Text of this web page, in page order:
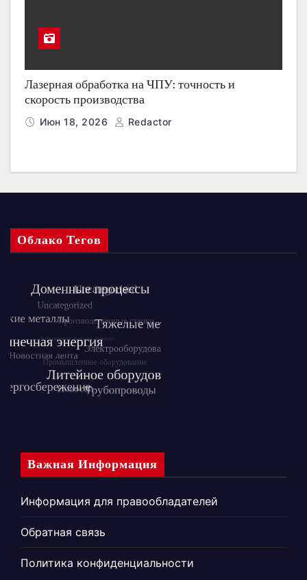
Лазерная обработка на ЧПУ: точность и
скорость производства
Июн 18, 2026 Redactor
Облако Тегов
Важная Информация
Информация для правообладателей
Обратная связь
Политика конфиденциальности